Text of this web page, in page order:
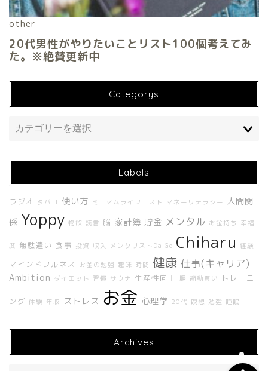
Categorys
Labels
ラジオ タバコ 使い方 ミニマムライフコスト マネーリテラシー
人間関
係 Yoppy 物欲 読書 脳 家計簿 貯金 メンタル お金持ち 幸福
度 無駄遣い 食事 投資 収入 メンタリストDaiGo Chiharu 経験
マインドフルネス お金の勉強 趣味 時間 健康 仕事(キャリア)
Ambition ダイエット 習慣 サウナ 生産性向上 腸 衝動買い トレーニ
ング 体験 年収 ストレス お金 心理学 20代 瞑想 勉強 睡眠
Archives
About Me
About UNBUILT RADIO